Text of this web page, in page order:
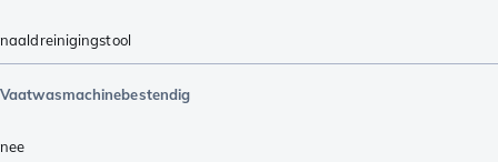
naaldreinigingstool
Vaatwasmachinebestendig
nee